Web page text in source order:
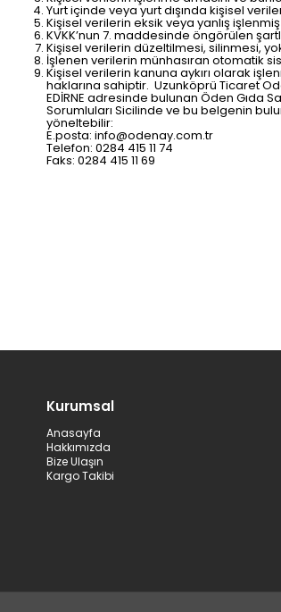
Yurt içinde veya yurt dışında kişisel
Kişisel verilerin eksik veya yanlış
KVKK’nun 7. maddesinde öngörülen
Kişisel verilerin düzeltilmesi, silinmesi,
İşlenen verilerin münhasıran otomatik
Kişisel verilerin kanuna aykırı olarak
haklarına sahiptir. Uzunköprü Ticaret
EDİRNE adresinde bulunan Öden Gıda
Sorumluları Sicilinde ve bu belgenin
yöneltebilir:
E.posta: info@odenay.com.tr
Telefon: 0284 415 11 74
Faks: 0284 415 11 69
Kurumsal
Anasayfa
Hakkımızda
Bize Ulaşın
Kargo Takibi